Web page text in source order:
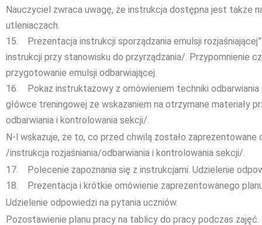
Nauczyciel zwraca uwagę, że instrukcja dostępna jest także
utleniaczach.
15. Prezentacja instrukcji sporządzania emulsji
instrukcji przy stanowisku do przyrządzania/. Przypomnienie
przygotowanie emulsji odbarwiającej.
16. Pokaz instruktażowy z omówieniem techniki odbarwiania
główce treningowej ze wskazaniem na otrzymane materiały
odbarwiania i kontrolowania sekcji/.
N-l wskazuje, że to, co przed chwilą zostało zaprezentowane
/instrukcja rozjaśniania/odbarwiania i kontrolowania sekcji/.
17. Polecenie zapoznania się z instrukcjami. Udzielenie
18. Prezentacja i krótkie omówienie zaprezentowanego
Udzielenie odpowiedzi na pytania uczniów.
Pozostawienie planu pracy na tablicy do pracy podczas zajęć.